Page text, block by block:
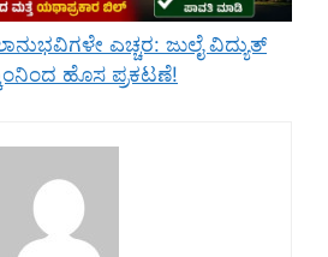
ಎಚ್ಚರ: ಜುಲೈ ವಿದ್ಯುತ್
ಹೊಸ ಪ್ರಕಟಣೆ!